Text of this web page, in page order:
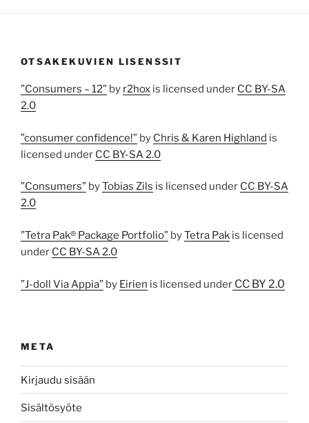
OTSAKEKUVIEN LISENSSIT
”Consumers – 12” by r2hox is licensed under CC BY-SA
2.0
”consumer confidence!” by Chris & Karen Highland is
licensed under CC BY-SA 2.0
”Consumers” byTobias Zils is licensed under CC BY-SA
2.0
”Tetra Pak® Package Portfolio” byTetra Pak is licensed
under CC BY-SA 2.0
”J-doll Via Appia” by Eirien is licensed under CC BY 2.0
META
Kirjaudu sisään
Sisältösyöte